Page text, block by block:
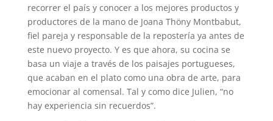
recorrer el país y conocer a los mejores productos y
productores de la mano de Joana Thöny Montbabut,
fiel pareja y responsable de la repostería ya antes de
este nuevo proyecto. Y es que ahora, su cocina se
basa un viaje a través de los paisajes portugueses,
que acaban en el plato como una obra de arte, para
emocionar al comensal. Tal y como dice Julien, “no
hay experiencia sin recuerdos”.